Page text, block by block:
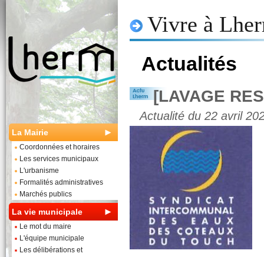
La Mairie
Coordonnées et horaires
Les services municipaux
L'urbanisme
Formalités administratives
Marchés publics
La vie municipale
Le mot du maire
L'équipe municipale
Les délibérations et
Vivre à
Actualités
[LAVAGE
Actualité du 22 avril